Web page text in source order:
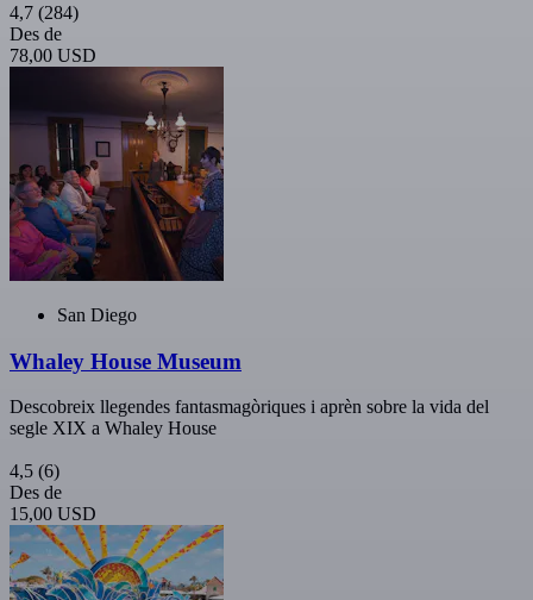
4,7 (284)
Des de
78,00 USD
San Diego
Whaley House Museum
Descobreix llegendes fantasmagòriques i aprèn sobre la vida del
segle XIX a Whaley House
4,5 (6)
Des de
15,00 USD